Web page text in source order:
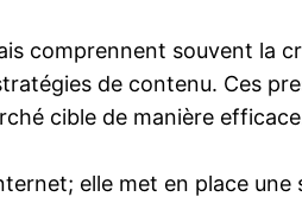
comprennent souvent la
de contenu. Ces
cible de manière
elle met en place